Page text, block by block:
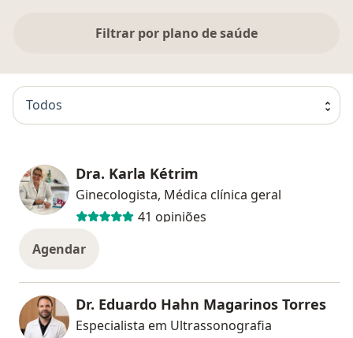
Filtrar por plano de saúde
Todos
Dra. Karla Kétrim
Ginecologista, Médica clínica geral
41 opiniões
Agendar
Dr. Eduardo Hahn Magarinos Torres
Especialista em Ultrassonografia